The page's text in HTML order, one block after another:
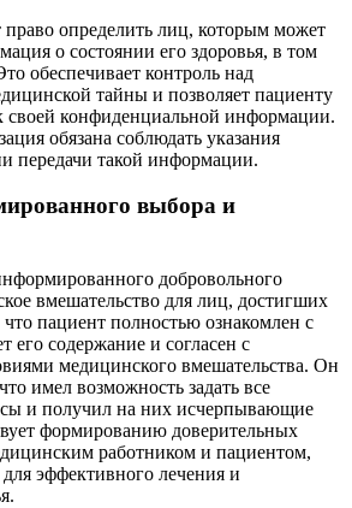
определить лиц, которым может
о состоянии его здоровья, в том
обеспечивает контроль над
тайны и позволяет пациенту
своей конфиденциальной информации.
обязана соблюдать указания
передачи такой информации.
выбора и
добровольного
вмешательство для лиц, достигших
что пациент полностью ознакомлен с
его содержание и согласен с
медицинского вмешательства. Он
имел возможность задать все
и получил на них исчерпывающие
формированию доверительных
работником и пациентом,
для эффективного лечения и